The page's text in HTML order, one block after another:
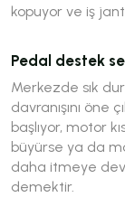
kopuyor ve iş
Pedal destek
Merkezde sık
davranışını öne
başlıyor, motor
büyürse ya da
daha itmeye
demektir.